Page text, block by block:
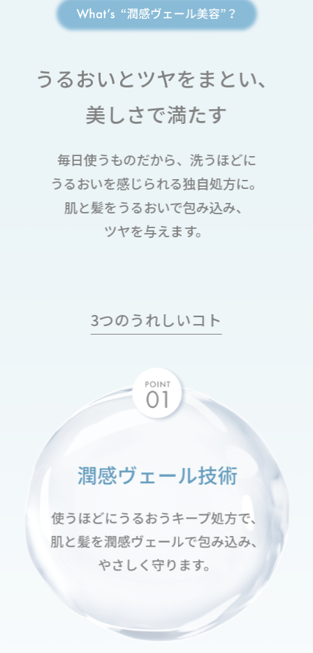
うるおいとツヤをまとい、
美しさで満たす
毎日使うものだから、洗うほどに
うるおいを感じられる独自処方に。
肌と髪をうるおいで包み込み、
ツヤを与えます。
3つのうれしいコト